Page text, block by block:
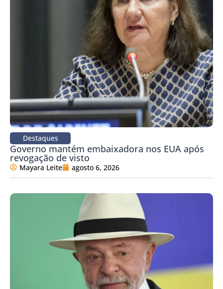
Destaques
Governo mantém embaixadora nos EUA após
revogação de visto
Mayara Leite agosto 6, 2026